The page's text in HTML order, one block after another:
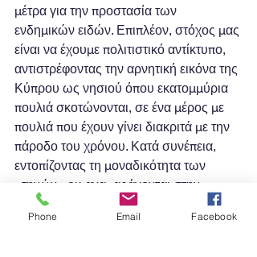
μέτρα για την προστασία των
ενδημικών ειδών. Επιπλέον, στόχος μας
είναι να έχουμε πολιτιστικό αντίκτυπο,
αντιστρέφοντας την αρνητική εικόνα της
Κύπρου ως νησιού όπου εκατομμύρια
πουλιά σκοτώνονται, σε ένα μέρος με
πουλιά που έχουν γίνει διακριτά με την
πάροδο του χρόνου. Κατά συνέπεια,
εντοπίζοντας τη μοναδικότητα των
πτηνών που αναπαράγονται στην
Κύπρο, στοχεύουμε στην προσέλκυση
τουρισμού που σχετίζεται με τα πουλιά,
Phone Email Facebook